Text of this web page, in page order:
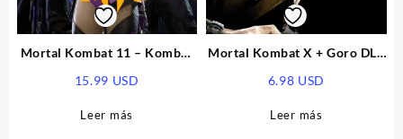
Mortal Kombat 11 – Kombat
X|S CD Key
15.99 USD
Leer más
Mortal Kombat X + Goro DLC
6.98 USD
Leer más